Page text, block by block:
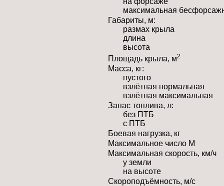
максимальная
Габариты, м:
размах крыла
длина
высота
Площадь крыла, м2
Масса, кг:
пустого
взлётная нормальная
взлётная максимальная
Запас топлива, л:
без ПТБ
с ПТБ
Боевая нагрузка, кг
Максимальное число М
Максимальная скорость, км/ч
у земли
на высоте
Скороподъёмность, м/с